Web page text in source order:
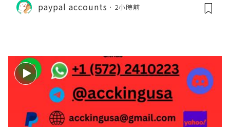
paypal accounts 2小時前